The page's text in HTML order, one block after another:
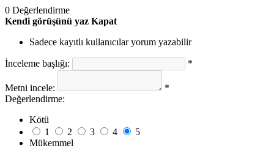
0 Değerlendirme
Kendi görüşünü yaz Kapat
Sadece kayıtlı kullanıcılar yorum yazabilir
İnceleme başlığı: *
Metni incele:
*
Değerlendirme:
Kötü
1
2 3 4
5
Mükemmel